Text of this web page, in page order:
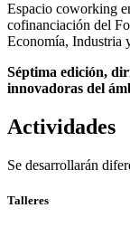
Espacio coworking
cofinanciación del
Economía, Industria
Séptima edición,
innovadoras del
Actividades
Se desarrollarán
Talleres